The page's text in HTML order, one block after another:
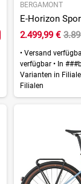
BERGAMONT
2.499,99 €
•Versand
verfügbar •In
Varianten in
Filialen